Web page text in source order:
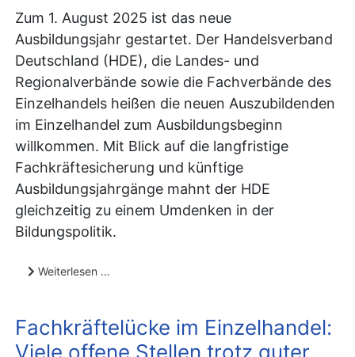
Zum 1. August 2025 ist das neue
Ausbildungsjahr gestartet. Der Handelsverband
Deutschland (HDE), die Landes- und
Regionalverbände sowie die Fachverbände des
Einzelhandels heißen die neuen Auszubildenden
im Einzelhandel zum Ausbildungsbeginn
willkommen. Mit Blick auf die langfristige
Fachkräftesicherung und künftige
Ausbildungsjahrgänge mahnt der HDE
gleichzeitig zu einem Umdenken in der
Bildungspolitik.
Weiterlesen …
Fachkräftelücke im Einzelhandel:
Viele offene Stellen trotz guter